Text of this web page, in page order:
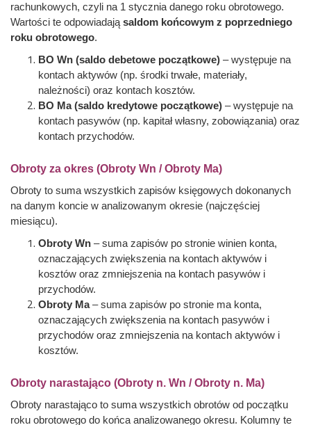
rachunkowych, czyli na 1 stycznia danego roku obrotowego.
Wartości te odpowiadają saldom końcowym z poprzedniego
roku obrotowego.
BO Wn (saldo debetowe początkowe) – występuje na
kontach aktywów (np. środki trwałe, materiały,
należności) oraz kontach kosztów.
BO Ma (saldo kredytowe początkowe) – występuje na
kontach pasywów (np. kapitał własny, zobowiązania) oraz
kontach przychodów.
Obroty za okres (Obroty Wn / Obroty Ma)
Obroty to suma wszystkich zapisów księgowych dokonanych
na danym koncie w analizowanym okresie (najczęściej
miesiącu).
Obroty Wn – suma zapisów po stronie winien konta,
oznaczających zwiększenia na kontach aktywów i
kosztów oraz zmniejszenia na kontach pasywów i
przychodów.
Obroty Ma– suma zapisów po stronie ma konta,
oznaczających zwiększenia na kontach pasywów i
przychodów oraz zmniejszenia na kontach aktywów i
kosztów.
Obroty narastająco (Obroty n. Wn / Obroty n. Ma)
Obroty narastająco to suma wszystkich obrotów od początku
roku obrotowego do końca analizowanego okresu. Kolumny te